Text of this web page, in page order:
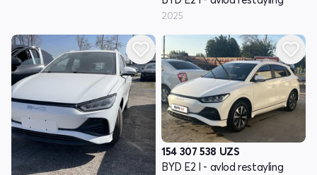
2025
154 307 538 UZS
BYD E2 I - avlod restayling